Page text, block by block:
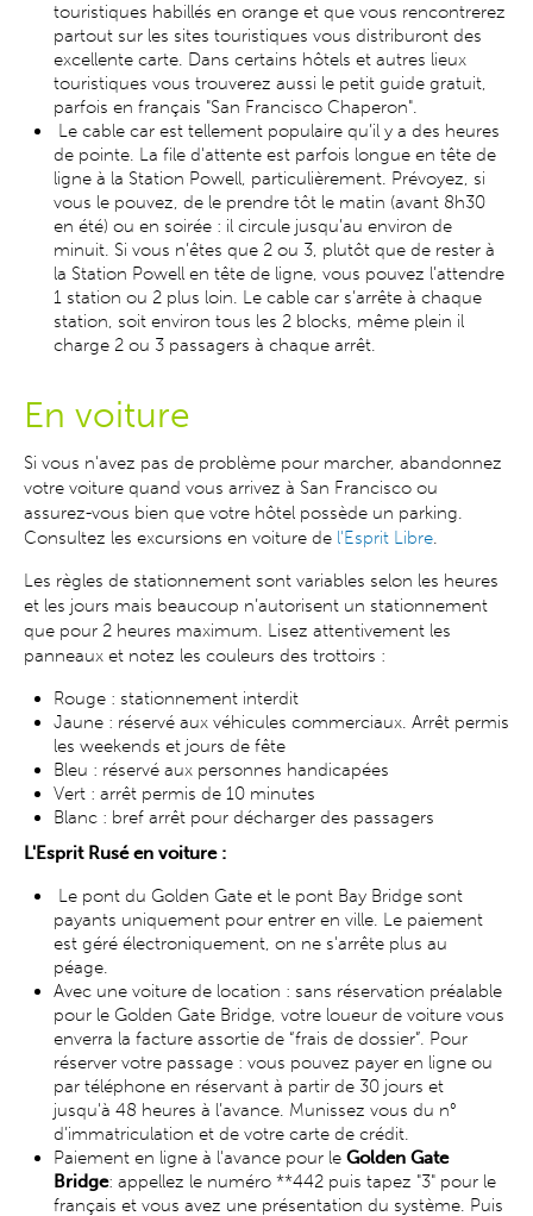
touristiques habillés en orange et que vous rencontrerez
partout sur les sites touristiques vous distriburont des
excellente carte. Dans certains hôtels et autres lieux
touristiques vous trouverez aussi le petit guide gratuit,
parfois en français "San Francisco Chaperon".
Le cable car est tellement populaire qu’il y a des heures
de pointe. La file d'attente est parfois longue en tête de
ligne à la Station Powell, particulièrement. Prévoyez, si
vous le pouvez, de le prendre tôt le matin (avant 8h30
en été) ou en soirée : il circule jusqu’au environ de
minuit. Si vous n’êtes que 2 ou 3, plutôt que de rester à
la Station Powell en tête de ligne, vous pouvez l’attendre
1 station ou 2 plus loin. Le cable car s’arrête à chaque
station, soit environ tous les 2 blocks, même plein il
charge 2 ou 3 passagers à chaque arrêt.
En voiture
Si vous n'avez pas de problème pour marcher, abandonnez
votre voiture quand vous arrivez à San Francisco ou
assurez-vous bien que votre hôtel possède un parking.
Consultez les excursions en voiture de l'Esprit Libre.
Les règles de stationnement sont variables selon les heures
et les jours mais beaucoup n’autorisent un stationnement
que pour 2 heures maximum. Lisez attentivement les
panneaux et notez les couleurs des trottoirs :
Rouge : stationnement interdit
Jaune : réservé aux véhicules commerciaux. Arrêt permis
les weekends et jours de fête
Bleu : réservé aux personnes handicapées
Vert : arrêt permis de 10 minutes
Blanc : bref arrêt pour décharger des passagers
L'Esprit Rusé en voiture :
Le pont du Golden Gate et le pont Bay Bridge sont
payants uniquement pour entrer en ville. Le paiement
est géré électroniquement, on ne s'arrête plus au
péage.
Avec une voiture de location : sans réservation préalable
pour le Golden Gate Bridge, votre loueur de voiture vous
enverra la facture assortie de “frais de dossier”. Pour
réserver votre passage : vous pouvez payer en ligne ou
par téléphone en réservant à partir de 30 jours et
jusqu'à 48 heures à l’avance. Munissez vous du n°
d’immatriculation et de votre carte de crédit.
Paiement en ligne à l'avance pour le Golden Gate
Bridge: appellez le numéro **442 puis tapez "3" pour le
français et vous avez une présentation du système. Puis